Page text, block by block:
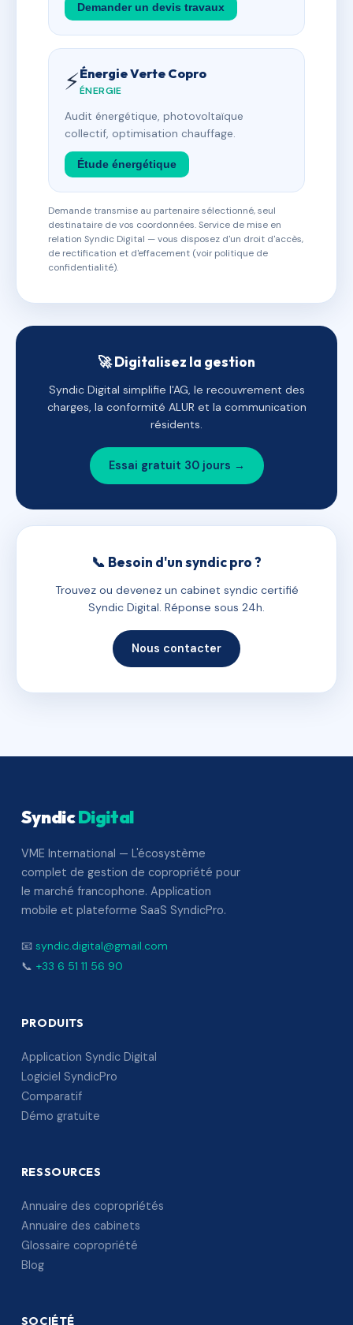
Demander un devis travaux
⚡Énergie Verte Copro
ÉNERGIE
Audit énergétique, photovoltaïque
collectif, optimisation chauffage.
Étude énergétique
Demande transmise au partenaire sélectionné, seul
destinataire de vos coordonnées. Service de mise en
relation Syndic Digital — vous disposez d'un droit d'accès,
de rectification et d'effacement (voir politique de
confidentialité).
🚀 Digitalisez la gestion
Syndic Digital simplifie l'AG, le recouvrement des
charges, la conformité ALUR et la communication
résidents.
Essai gratuit 30 jours →
📞 Besoin d'un syndic pro ?
Trouvez ou devenez un cabinet syndic certifié
Syndic Digital. Réponse sous 24h.
Nous contacter
SyndicDigital
VME International — L'écosystème
complet de gestion de copropriété pour
le marché francophone. Application
mobile et plateforme SaaS SyndicPro.
📧 syndic.digital@gmail.com
📞 +33 6 51 11 56 90
PRODUITS
Application Syndic Digital
Logiciel SyndicPro
Comparatif
Démo gratuite
RESSOURCES
Annuaire des copropriétés
Annuaire des cabinets
Glossaire copropriété
Blog
SOCIÉTÉ